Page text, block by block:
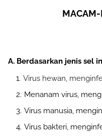
MACAM-
A. Berdasarkan jenis sel
Virus hewan,
Menanam virus,
Virus manusia,
Virus bakteri,